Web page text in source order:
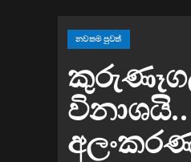
නවතම පුවත්